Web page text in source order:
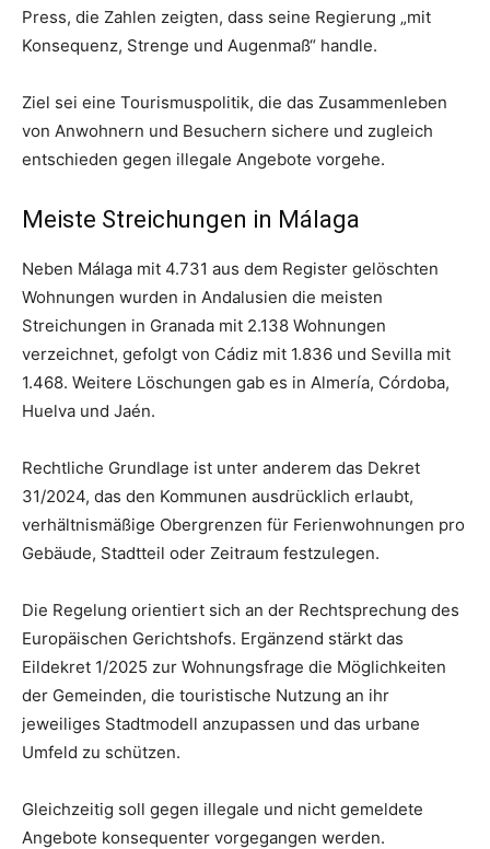
Press, die Zahlen zeigten, dass seine Regierung „mit
Konsequenz, Strenge und Augenmaß“ handle.
Ziel sei eine Tourismuspolitik, die das Zusammenleben
von Anwohnern und Besuchern sichere und zugleich
entschieden gegen illegale Angebote vorgehe.
Meiste Streichungen in Málaga
Neben Málaga mit 4.731 aus dem Register gelöschten
Wohnungen wurden in Andalusien die meisten
Streichungen in Granada mit 2.138 Wohnungen
verzeichnet, gefolgt von Cádiz mit 1.836 und Sevilla mit
1.468. Weitere Löschungen gab es in Almería, Córdoba,
Huelva und Jaén.
Rechtliche Grundlage ist unter anderem das Dekret
31/2024, das den Kommunen ausdrücklich erlaubt,
verhältnismäßige Obergrenzen für Ferienwohnungen pro
Gebäude, Stadtteil oder Zeitraum festzulegen.
Die Regelung orientiert sich an der Rechtsprechung des
Europäischen Gerichtshofs. Ergänzend stärkt das
Eildekret 1/2025 zur Wohnungsfrage die Möglichkeiten
der Gemeinden, die touristische Nutzung an ihr
jeweiliges Stadtmodell anzupassen und das urbane
Umfeld zu schützen.
Gleichzeitig soll gegen illegale und nicht gemeldete
Angebote konsequenter vorgegangen werden.